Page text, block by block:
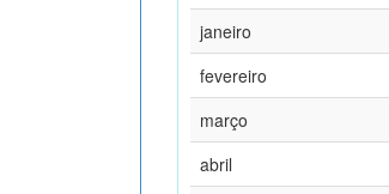
janeiro
fevereiro
março
abril